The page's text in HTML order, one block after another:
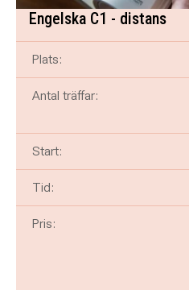
Engelska C1 - distans
Plats:
Antal träffar:
Start:
Tid:
Pris: